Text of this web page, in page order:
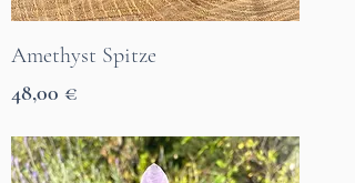
Amethyst Spitze
Preis
48,00 €